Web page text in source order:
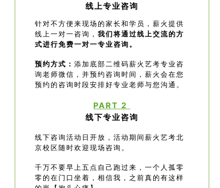
线上专业咨询
针对不方便来现场的家长和学员，薪火提供
线上一对一咨询， 我们将通过线上交流的方
式进行免费一对一专业咨询。
预约方式： 添加底部二维码薪火艺考专业咨
询老师微信，并预约咨询时间，薪火会在您
预约的咨询时段安排好专业老师与您沟通。
PART 2
线下专业咨询
线下咨询活动日开放，活动期间薪火艺考北
京校区随时欢迎现场咨询。
千万不要早上五点自己跑过来，一个人孤零
零的在门口坐着，相信我，之前真的有这样